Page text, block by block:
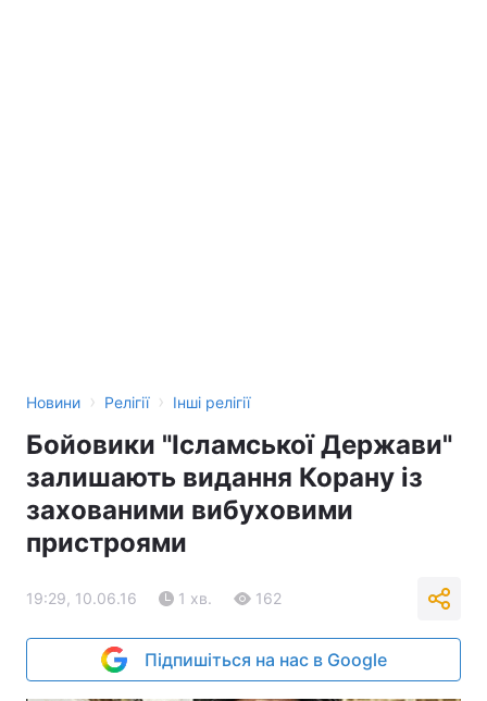
Новини › Релігії › Інші релігії
Бойовики "Ісламської Держави"
залишають видання Корану із
захованими вибуховими
пристроями
19:29, 10.06.16 1 хв. 162
Підпишіться на нас в Google